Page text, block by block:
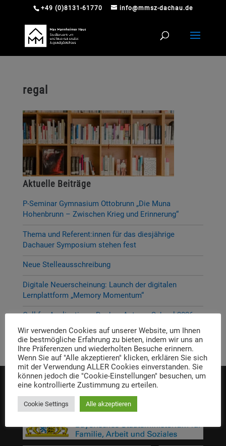
+49 (0)8131-61770 info@mmsz-dachau.de
regal
Aktuelle Beiträge
P-Seminar Gymnasium Ottobrunn „Die Muna
Hohenbrunn – Zwischen Krieg und Erinnerung“
Thema und Referent:innen für das diesjährige
Dachauer Symposium stehen fest
Neue Stelleausschreibung
Digitale Neuerscheinung: Launch der digitalen
Lernplattform „Memory Momentum“
Call for Applications: Dachau Autumn School 2026 –
Erinnern. Forschen. Vermitteln.
Die Einrichtung wird gefördert von:
Wir verwenden Cookies auf unserer Website, um Ihnen
die bestmögliche Erfahrung zu bieten, indem wir uns an
Ihre Präferenzen und wiederholten Besuche erinnern.
Wenn Sie auf "Alle akzeptieren" klicken, erklären Sie sich
mit der Verwendung ALLER Cookies einverstanden. Sie
können jedoch die "Cookie-Einstellungen" besuchen, um
eine kontrollierte Zustimmung zu erteilen.
Cookie Settings Alle akzeptieren